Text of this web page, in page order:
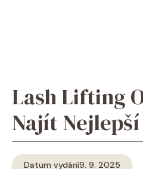
Lash Lifting
Najít
Datum vydání9. 9. 2025